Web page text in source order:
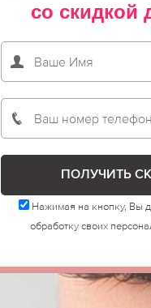
со скидкой
Нажимая на кнопку, Вы
обработку своих